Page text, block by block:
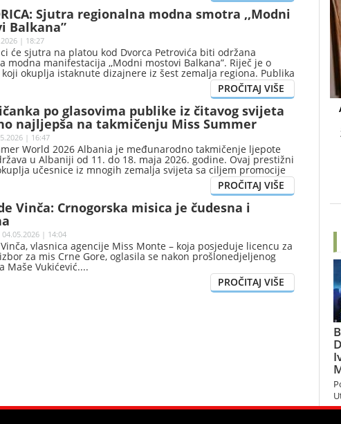
Sjutra regionalna modna smotra ,,Modni
Balkana”
| 18:27
će sjutra na platou kod Dvorca Petrovića biti održana
modna manifestacija ,,Modni mostovi Balkana”. Riječ je o
okuplja istaknute dizajnere iz šest zemalja regiona. Publika
da vidi šest revija renomiranih autora: Kaja Hrovat
Ivica Skoko (Hrvatska), Dragana Ognjenović (Srbija), HAAD
Petrovski (Sjeverna Makedonija) i Nataša Pejović (Crna
po glasovima publike iz čitavog svijeta
najljepša na takmičenju Miss Summer
| 16:47
World 2026 Albania je međunarodno takmičenje ljepote
u Albaniji od 11. do 18. maja 2026. godine. Ovaj prestižni
učesnice iz mnogih zemalja svijeta sa ciljem promocije
elegancije i turizma Albanije.
Vinča: Crnogorska misica je čudesna i
| 14:04
vlasnica agencije Miss Monte – koja posjeduje licencu za
za mis Crne Gore, oglasila se nakon prošlonedjeljenog
Maše Vukićević.